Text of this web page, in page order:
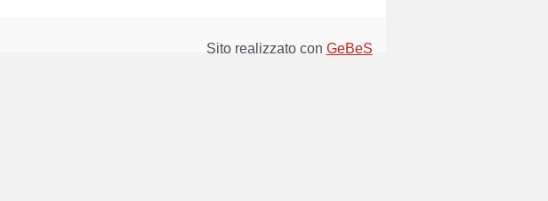
Sito realizzato con GeBeS